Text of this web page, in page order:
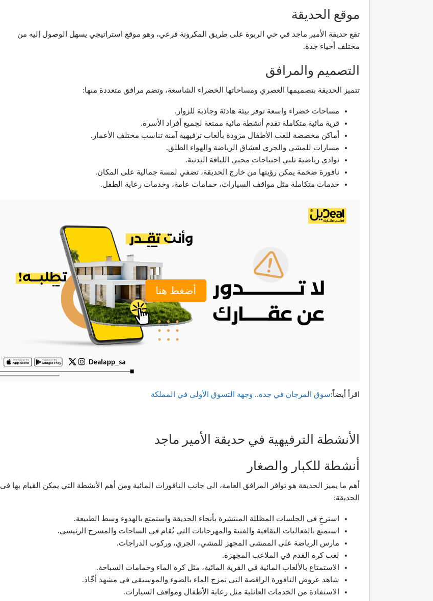
موقع الحديقة
تقع حديقة الأمير ماجد في حي الربوة على طريق المكرونة فرعي، وهو موقع استراتيجي يسهل الوصول إليه من
مختلف أحياء جدة.
التصميم والمرافق
تتميز الحديقة بتصميمها العصري ومساحاتها الخضراء الشاسعة، وتضم مرافق متعددة منها:
مساحات خضراء واسعة توفر بيئة هادئة وجاذبة للزوار.
قرية مائية متكاملة تقدم أنشطة مائية ممتعة لجميع أفراد الأسرة.
أماكن مخصصة للعب الأطفال مزودة بألعاب ترفيهية آمنة تناسب مختلف الأعمار.
مسارات للمشي والجري لعشاق الرياضة والهواء الطلق.
نوادي رياضية تلبي احتياجات محبي اللياقة البدنية.
نافورة ضخمة يمكن رؤيتها من خارج الحديقة، تضفي لمسة جمالية على المكان.
خدمات متكاملة مثل مواقف السيارات، حمامات عامة، وخدمات رعاية الطفل.
أضغط هنا
اقرأ أيضاً:سوق المرجان في جدة.. وجهة التسوق الأولى في المملكة
الأنشطة الترفيهية في حديقة الأمير ماجد
أنشطة للكبار والصغار
أهم ما يميز الحديقة هو توافر المرافق العامة، الى جانب النافورات المائية ومن أهم الأنشطة التي يمكن القيام بها فى
الحديقة:
استرخِ في الجلسات المظللة المنتشرة بأنحاء الحديقة واستمتع بالهدوء وسط الطبيعة.
استمتع بالفعاليات الثقافية والفنية والمهرجانات التي تُقام في الساحات والمسرح الرئيسي.
مارس الرياضة على الممشى المجهز للمشي، الجري، وركوب الدراجات.
لعب كرة القدم في الملاعب المجهزة.
الاستمتاع بالألعاب المائية في القرية المائية، مثل كرة الماء وحمامات السباحة.
شاهد عروض النافورة الراقصة التي تمزج الماء بالضوء والموسيقى في مشهد أخّاذ.
الاستفادة من الخدمات العائلية مثل رعاية الأطفال ومواقف السيارات.